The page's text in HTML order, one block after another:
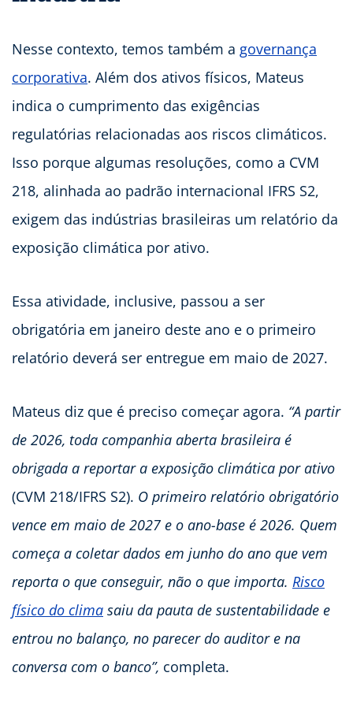
Nesse contexto, temos também a governança
corporativa. Além dos ativos físicos, Mateus
indica o cumprimento das exigências
regulatórias relacionadas aos riscos climáticos.
Isso porque algumas resoluções, como a CVM
218, alinhada ao padrão internacional IFRS S2,
exigem das indústrias brasileiras um relatório da
exposição climática por ativo.
Essa atividade, inclusive, passou a ser
obrigatória em janeiro deste ano e o primeiro
relatório deverá ser entregue em maio de 2027.
Mateus diz que é preciso começar agora. “A partir
de 2026, toda companhia aberta brasileira é
obrigada a reportar a exposição climática por ativo
(CVM 218/IFRS S2). O primeiro relatório obrigatório
vence em maio de 2027 e o ano-base é 2026. Quem
começa a coletar dados em junho do ano que vem
reporta o que conseguir, não o que importa. Risco
físico do clima saiu da pauta de sustentabilidade e
entrou no balanço, no parecer do auditor e na
conversa com o banco”, completa.